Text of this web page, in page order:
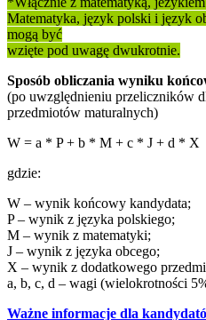
Matematyka, język polski i język
mogą być
wzięte pod uwagę dwukrotnie.
Sposób obliczania wyniku
(po uwzględnieniu przeliczników
przedmiotów maturalnych)
W = a * P + b * M + c * J + d * X
gdzie:
W – wynik końcowy kandydata;
P – wynik z języka polskiego;
M – wynik z matematyki;
J – wynik z języka obcego;
X – wynik z dodatkowego
a, b, c, d – wagi (wielokrotności
Ważne informacje dla